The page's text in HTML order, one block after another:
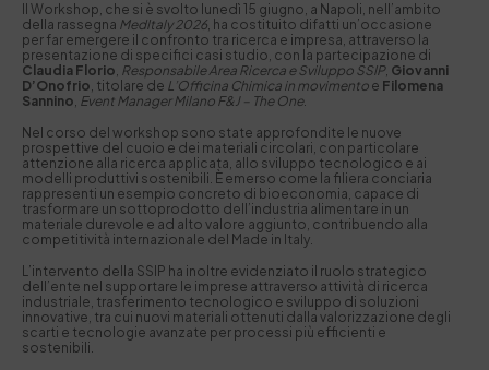
Il Workshop, che si è svolto lunedì 15 giugno, a Napoli, nell’ambito
della rassegna MedItaly 2026, ha costituito difatti un’occasione
per far emergere il confronto tra ricerca e impresa, attraverso la
presentazione di specifici casi studio, con la partecipazione di
Claudia Florio, Responsabile Area Ricerca e Sviluppo SSIP, Giovanni
D’Onofrio, titolare de L’Officina Chimica in movimento e Filomena
Sannino, Event Manager Milano F&J – The One.
Nel corso del workshop sono state approfondite le nuove
prospettive del cuoio e dei materiali circolari, con particolare
attenzione alla ricerca applicata, allo sviluppo tecnologico e ai
modelli produttivi sostenibili. È emerso come la filiera conciaria
rappresenti un esempio concreto di bioeconomia, capace di
trasformare un sottoprodotto dell’industria alimentare in un
materiale durevole e ad alto valore aggiunto, contribuendo alla
competitività internazionale del Made in Italy.
L’intervento della SSIP ha inoltre evidenziato il ruolo strategico
dell’ente nel supportare le imprese attraverso attività di ricerca
industriale, trasferimento tecnologico e sviluppo di soluzioni
innovative, tra cui nuovi materiali ottenuti dalla valorizzazione degli
scarti e tecnologie avanzate per processi più efficienti e
sostenibili.